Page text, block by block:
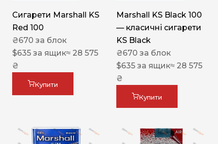
Сигарети Marshall KS
Red 100
₴670 за блок
$635 за ящик≈ 28 575
₴
Купити
Marshall KS Black 100
— класичні сигарети
KS Black
₴670 за блок
$635 за ящик≈ 28 575
₴
Купити